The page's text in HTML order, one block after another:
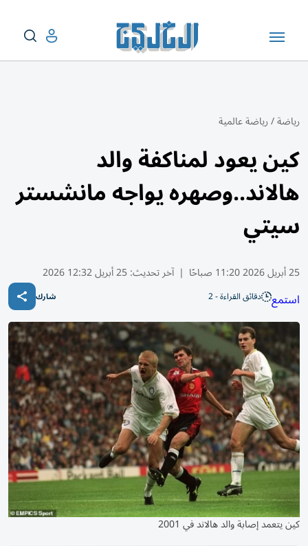
رياضة/رياضة عالمية
كين يعود لمناكفة والد
هالاند..وصهره يواجه مانشستر
سيتي
25 أبريل 2026 11:20 صباحًا | آخر تحديث:25 أبريل 12:32 2026
استمع دقائق القراءة - 2 شارك
كين يتعمد إصابة والد هالاند في 2001